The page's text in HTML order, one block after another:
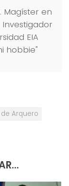
Magíster en
EIA
hobbie"
Arquero